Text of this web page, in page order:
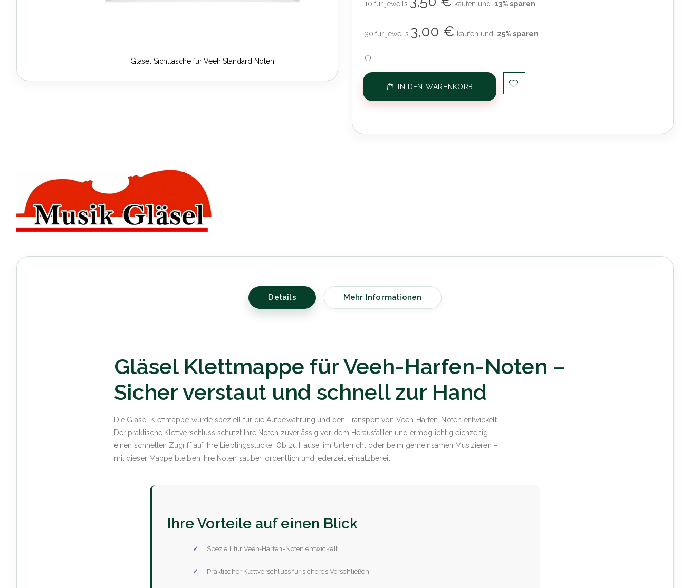
Gläsel Sichttasche für Veeh Standard Noten
10 für jeweils kaufen und 13% sparen
30 für jeweils 3,00 € kaufen und 25% sparen
(*)
IN DEN WARENKORB
Details
Gläsel Klettmappe für Veeh-Harfen-Noten –
Sicher verstaut und schnell zur Hand
Die Gläsel Klettmappe wurde speziell für die Aufbewahrung und den Transport von Veeh-Harfen-Noten entwickelt.
Der praktische Klettverschluss schützt Ihre Noten zuverlässig vor dem Herausfallen und ermöglicht gleichzeitig
einen schnellen Zugriff auf Ihre Lieblingsstücke. Ob zu Hause, im Unterricht oder beim gemeinsamen Musizieren –
mit dieser Mappe bleiben Ihre Noten sauber, ordentlich und jederzeit einsatzbereit.
Ihre Vorteile auf einen Blick
Speziell für Veeh-Harfen-Noten entwickelt
Praktischer Klettverschluss für sicheres Verschließen
Mehr Informationen